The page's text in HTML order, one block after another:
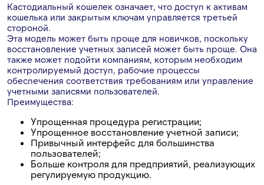
Кастодиальный кошелек означает, что доступ к активам
кошелька или закрытым ключам управляется третьей
стороной.
Эта модель может быть проще для новичков, поскольку
восстановление учетных записей может быть проще. Она
также может подойти компаниям, которым необходим
контролируемый доступ, рабочие процессы
обеспечения соответствия требованиям или управление
учетными записями пользователей.
Преимущества:
Упрощенная процедура регистрации;
Упрощенное восстановление учетной записи;
Привычный интерфейс для большинства
пользователей;
Больше контроля для предприятий, реализующих
регулируемую продукцию.